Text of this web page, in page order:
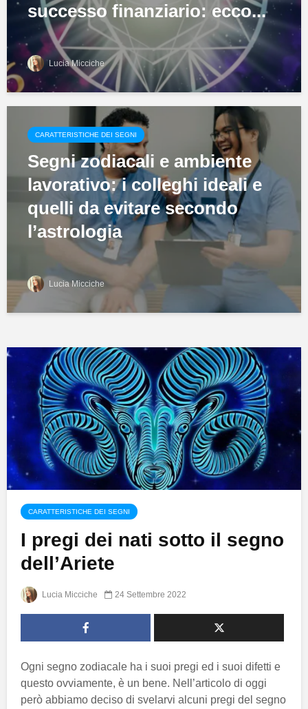
successo finanziario: ecco...
Lucia Micciche
CARATTERISTICHE DEI SEGNI
Segni zodiacali e ambiente
lavorativo: i colleghi ideali e
quelli da evitare secondo
l’astrologia
Lucia Micciche
CARATTERISTICHE DEI SEGNI
I pregi dei nati sotto il segno
dell’Ariete
Lucia Micciche 24 Settembre 2022
Ogni segno zodiacale ha i suoi pregi ed i suoi difetti e
questo ovviamente, è un bene. Nell’articolo di oggi
però abbiamo deciso di svelarvi alcuni pregi del segno